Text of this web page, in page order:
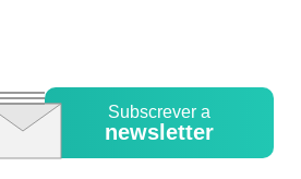
Subscrever a
newsletter